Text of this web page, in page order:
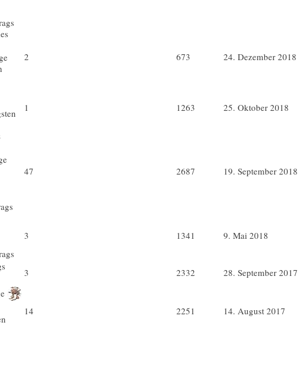
2 673 24. Dezember 2018
1 1263 25. Oktober 2018
47 2687 19. September 2018
3 1341 9. Mai 2018
3 2332 28. September 2017
14 2251 14. August 2017